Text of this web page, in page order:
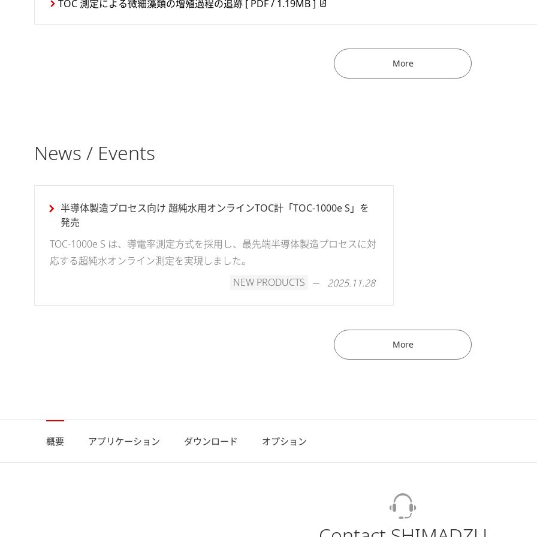
TOC 測定による微細藻類の増殖過程の追跡 [ PDF / 1.19MB ]
More
News / Events
半導体製造プロセス向け 超純水用オンラインTOC計「TOC-1000e S」を
発売
TOC-1000e S は、導電率測定方式を採用し、最先端半導体製造プロセスに対
応する超純水オンライン測定を実現しました。
NEW PRODUCTS
2025.11.28
More
概要 アプリケーション ダウンロード オプション